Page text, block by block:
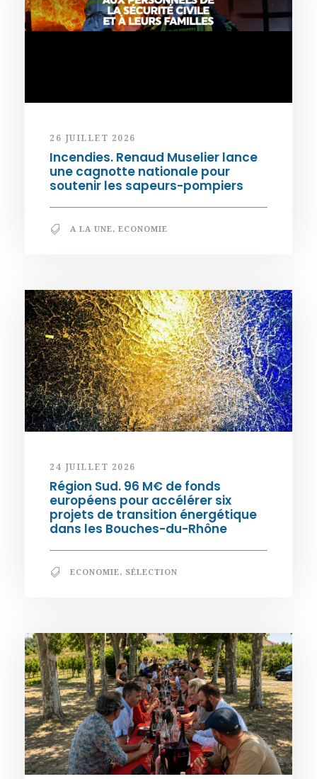
26 JUILLET 2026
Incendies. Renaud Muselier lance
une cagnotte nationale pour
soutenir les sapeurs-pompiers
A LA UNE, ECONOMIE
24 JUILLET 2026
Région Sud. 96 M€ de fonds
européens pour accélérer six
projets de transition énergétique
dans les Bouches-du-Rhône
ECONOMIE, SÉLECTION